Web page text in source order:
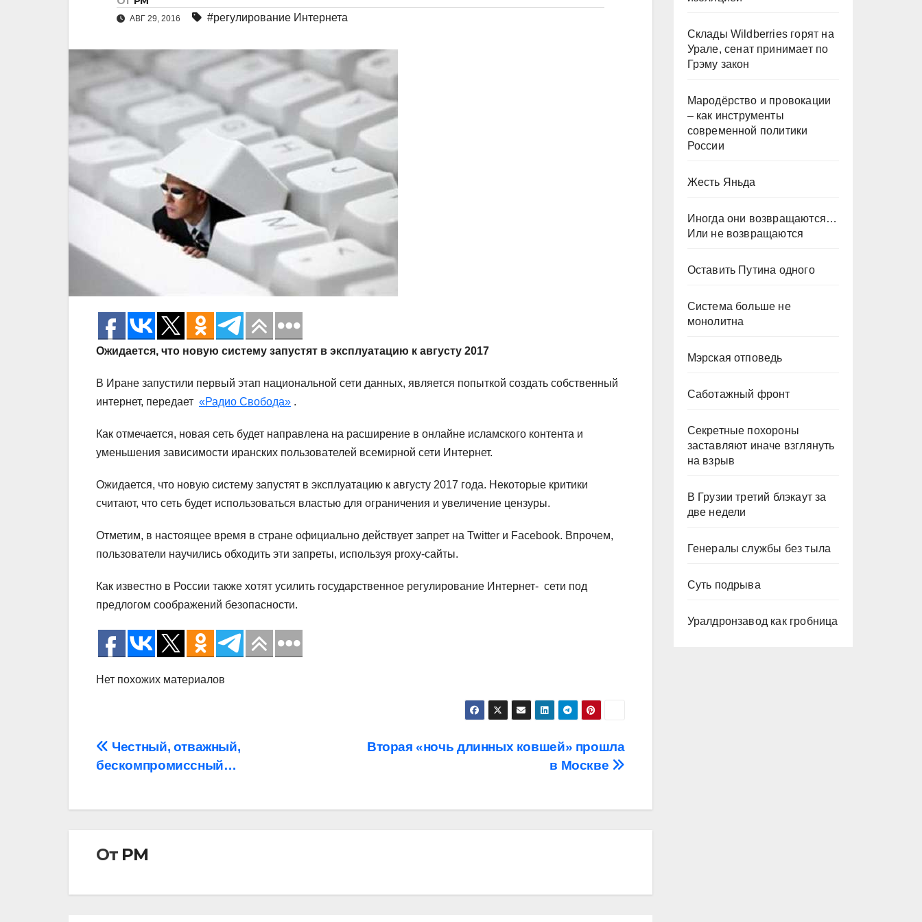
АВГ 29, 2016 #регулирование Интернета
Ожидается, что новую систему запустят в эксплуатацию к августу 2017
В Иране запустили первый этап национальной сети данных, является попыткой создать собственный
интернет, передает «Радио Свобода» .
Как отмечается, новая сеть будет направлена на расширение в онлайне исламского контента и
уменьшения зависимости иранских пользователей всемирной сети Интернет.
Ожидается, что новую систему запустят в эксплуатацию к августу 2017 года. Некоторые критики
считают, что сеть будет использоваться властью для ограничения и увеличение цензуры.
Отметим, в настоящее время в стране официально действует запрет на Twitter и Facebook. Впрочем,
пользователи научились обходить эти запреты, используя proxy-сайты.
Как известно в России также хотят усилить государственное регулирование Интернет- сети под
предлогом соображений безопасности.
Нет похожих материалов
Навигация
записям
Вторая «ночь длинных ковшей» прошла
в Москве
Честный, отважный,
бескомпромиссный…
От РМ
Склады Wildberries горят на
Урале, сенат принимает по
Грэму закон
Мародёрство и провокации
– как инструменты
современной политики
России
Жесть Яньда
Иногда они возвращаются…
Или не возвращаются
Оставить Путина одного
Система больше не
монолитна
Мэрская отповедь
Саботажный фронт
Секретные похороны
заставляют иначе взглянуть
на взрыв
В Грузии третий блэкаут за
две недели
Генералы службы без тыла
Суть подрыва
Уралдронзавод как гробница